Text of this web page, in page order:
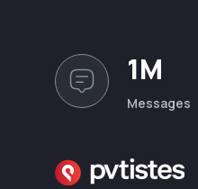
1M
Messages